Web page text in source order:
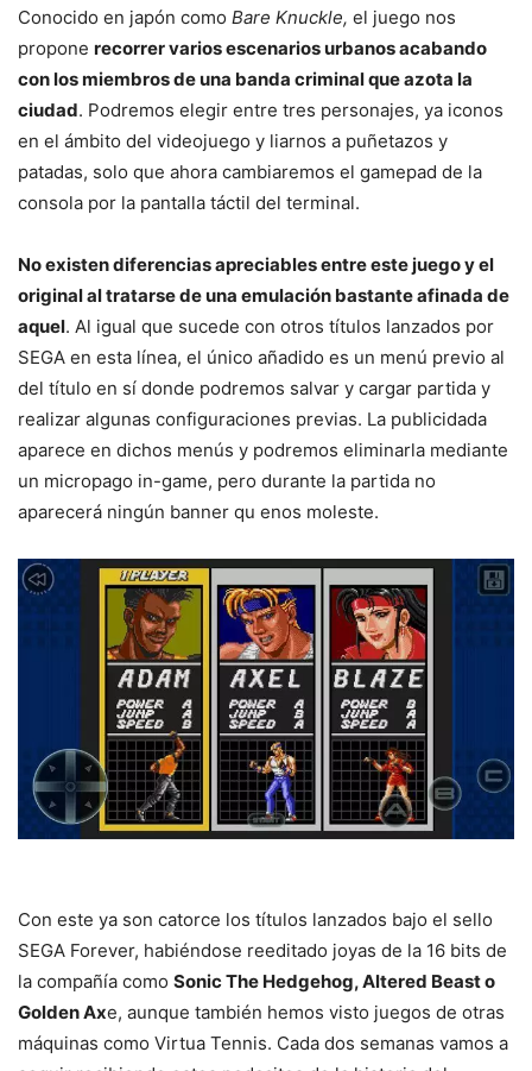
Conocido en japón como Bare Knuckle, el juego nos
propone recorrer varios escenarios urbanos acabando
con los miembros de una banda criminal que azota la
ciudad. Podremos elegir entre tres personajes, ya iconos
en el ámbito del videojuego y liarnos a puñetazos y
patadas, solo que ahora cambiaremos el gamepad de la
consola por la pantalla táctil del terminal.
No existen diferencias apreciables entre este juego y el
original al tratarse de una emulación bastante afinada de
aquel. Al igual que sucede con otros títulos lanzados por
SEGA en esta línea, el único añadido es un menú previo al
del título en sí donde podremos salvar y cargar partida y
realizar algunas configuraciones previas. La publicidada
aparece en dichos menús y podremos eliminarla mediante
un micropago in-game, pero durante la partida no
aparecerá ningún banner qu enos moleste.
Con este ya son catorce los títulos lanzados bajo el sello
SEGA Forever, habiéndose reeditado joyas de la 16 bits de
la compañía como Sonic The Hedgehog, Altered Beast o
Golden Axe, aunque también hemos visto juegos de otras
máquinas como Virtua Tennis. Cada dos semanas vamos a